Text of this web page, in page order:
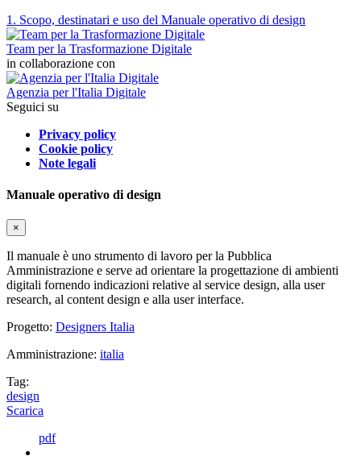
1. Scopo, destinatari e uso del Manuale operativo di design
Team per la Trasformazione Digitale
in collaborazione con
Agenzia per l'Italia Digitale
Seguici su
Privacy policy
Cookie policy
Note legali
Manuale operativo di design
×
Il manuale è uno strumento di lavoro per la Pubblica
Amministrazione e serve ad orientare la progettazione di ambienti
digitali fornendo indicazioni relative al service design, alla user
research, al content design e alla user interface.
Progetto: Designers Italia
Amministrazione: italia
Tag:
design
Scarica
pdf